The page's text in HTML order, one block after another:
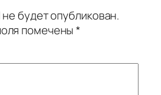
будет опубликован.
помечены*